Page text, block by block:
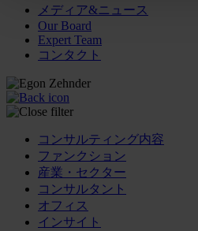
メディア&ニュース
Our Board
Expert Team
コンタクト
コンサルティング内容
ファンクション
産業・セクター
コンサルタント
オフィス
インサイト